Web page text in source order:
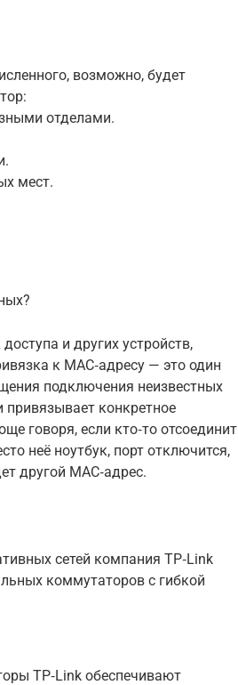
возможно, будет
отделами.
мест.
и других устройств,
к MAC‑адресу — это один
подключения неизвестных
привязывает конкретное
говоря, если кто‑то отсоединит
неё ноутбук, порт отключится,
другой MAC‑адрес.
сетей компания TP‑Link
коммутаторов с гибкой
TP‑Link обеспечивают